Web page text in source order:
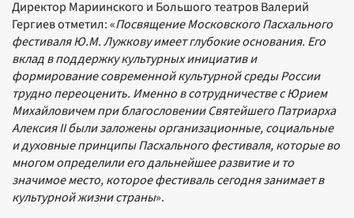
Директор Мариинского и Большого театров Валерий
Гергиев отметил: «Посвящение Московского Пасхального
фестиваля Ю.М. Лужкову имеет глубокие основания. Его
вклад в поддержку культурных инициатив и
формирование современной культурной среды России
трудно переоценить. Именно в сотрудничестве с Юрием
Михайловичем при благословении Святейшего Патриарха
Алексия II были заложены организационные, социальные
и духовные принципы Пасхального фестиваля, которые во
многом определили его дальнейшее развитие и то
значимое место, которое фестиваль сегодня занимает в
культурной жизни страны».